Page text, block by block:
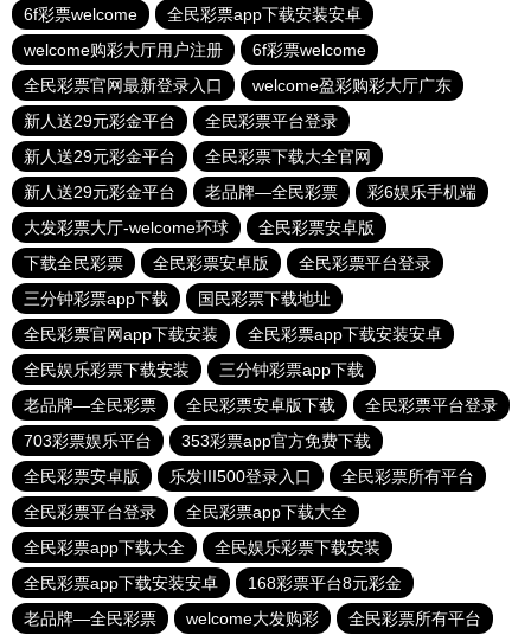
6f彩票welcome
全民彩票app下载安装安卓
welcome购彩大厅用户注册
6f彩票welcome
全民彩票官网最新登录入口
welcome盈彩购彩大厅广东
新人送29元彩金平台
全民彩票平台登录
新人送29元彩金平台
全民彩票下载大全官网
新人送29元彩金平台
老品牌—全民彩票
彩6娱乐手机端
大发彩票大厅-welcome环球
全民彩票安卓版
下载全民彩票
全民彩票安卓版
全民彩票平台登录
三分钟彩票app下载
国民彩票下载地址
全民彩票官网app下载安装
全民彩票app下载安装安卓
全民娱乐彩票下载安装
三分钟彩票app下载
老品牌—全民彩票
全民彩票安卓版下载
全民彩票平台登录
703彩票娱乐平台
353彩票app官方免费下载
全民彩票安卓版
乐发III500登录入口
全民彩票所有平台
全民彩票平台登录
全民彩票app下载大全
全民彩票app下载大全
全民娱乐彩票下载安装
全民彩票app下载安装安卓
168彩票平台8元彩金
老品牌—全民彩票
welcome大发购彩 全民彩票所有平台